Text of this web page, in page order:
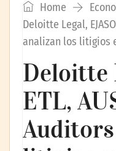
Home
Deloitte Legal,
analizan los litigios
Deloitte
ETL,